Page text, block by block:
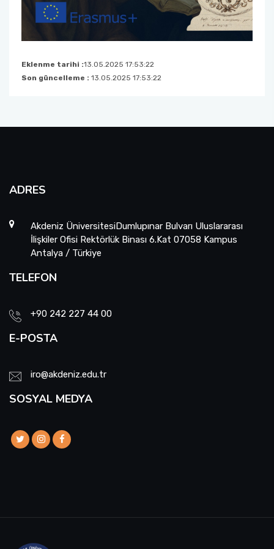
Eklenme tarihi :13.05.2025 17:53:22
Son güncelleme : 13.05.2025 17:53:22
ADRES
Akdeniz ÜniversitesiDumlupınar Bulvarı Uluslararası
İlişkiler Ofisi Rektörlük Binası 6.Kat 07058 Kampus
Antalya / Türkiye
TELEFON
+90 242 227 44 00
E-POSTA
iro@akdeniz.edu.tr
SOSYAL MEDYA